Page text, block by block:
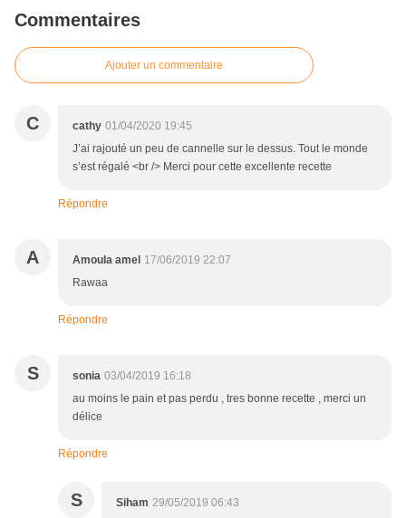
Commentaires
Ajouter un commentaire
C cathy 01/04/2020 19:45
J’ai rajouté un peu de cannelle sur le dessus. Tout le monde
s’est régalé <br /> Merci pour cette excellente recette
Répondre
A Amoula amel 17/06/2019 22:07
Rawaa
Répondre
S sonia 03/04/2019 16:18
au moins le pain et pas perdu , tres bonne recette , merci un
délice
Répondre
S Siham 29/05/2019 06:43